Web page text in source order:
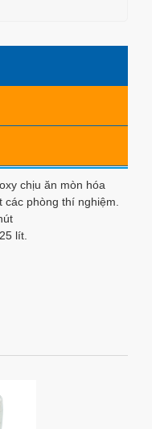
chịu ăn mòn hóa
các phòng thí nghiệm.
lít.